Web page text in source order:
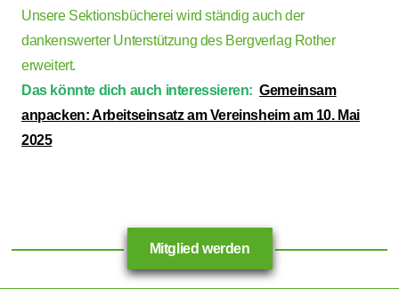
Unsere Sektionsbücherei wird ständig auch der
dankenswerter Unterstützung des Bergverlag Rother
erweitert.
Das könnte dich auch interessieren: Gemeinsam
anpacken: Arbeitseinsatz am Vereinsheim am 10. Mai
2025
Mitglied werden